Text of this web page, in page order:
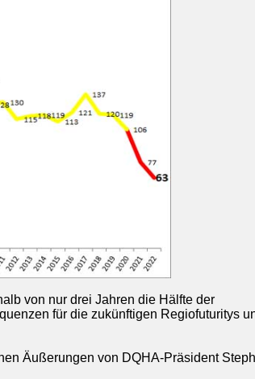
von nur drei Jahren die Hälfte der
für die zukünftigen Regiofuturitys
Äußerungen von DQHA-Präsident